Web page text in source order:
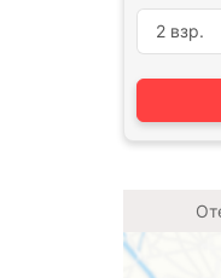
2 взр.